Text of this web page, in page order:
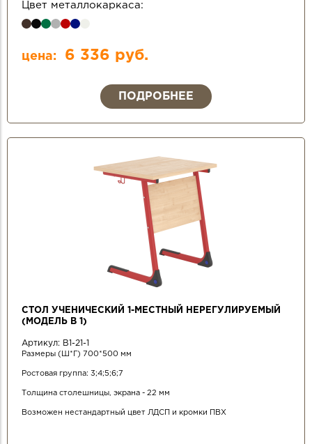
Цвет металлокаркаса:
цена: 6 336 руб.
ПОДРОБНЕЕ
СТОЛ УЧЕНИЧЕСКИЙ 1-МЕСТНЫЙ НЕРЕГУЛИРУЕМЫЙ
(МОДЕЛЬ В 1)
Артикул: В1-21-1
Размеры (Ш*Г) 700*500 мм
Ростовая группа: 3;4;5;6;7
Толщина столешницы, экрана - 22 мм
Возможен нестандартный цвет ЛДСП и кромки ПВХ